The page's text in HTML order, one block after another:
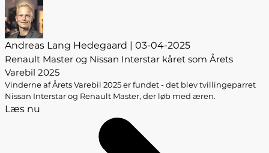
Andreas Lang Hedegaard | 03-04-2025
Renault Master og Nissan Interstar kåret som Årets
Varebil 2025
Vinderne af Årets Varebil 2025 er fundet - det blev tvillingeparret
Nissan Interstar og Renault Master, der løb med æren.
Læs nu